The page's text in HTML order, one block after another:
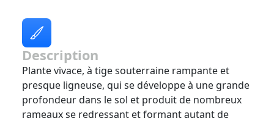
Description
Plante vivace, à tige souterraine rampante et
presque ligneuse, qui se développe à une grande
profondeur dans le sol et produit de nombreux
rameaux se redressant et formant autant de